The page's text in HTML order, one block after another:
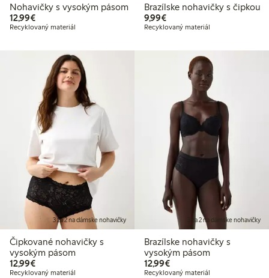
Nohavičky s vysokým pásom
12,99€12,99 €
Recyklovaný materiál
Brazílske nohavičky s čipkou
9,99€9,99 €
Recyklovaný materiál
3 za 2 na dámske nohavičky
Čipkované nohavičky s
vysokým pásom
12,99€12,99 €
Recyklovaný materiál
3 za 2 na dámske nohavičky
Brazílske nohavičky s
vysokým pásom
12,99€12,99 €
Recyklovaný materiál